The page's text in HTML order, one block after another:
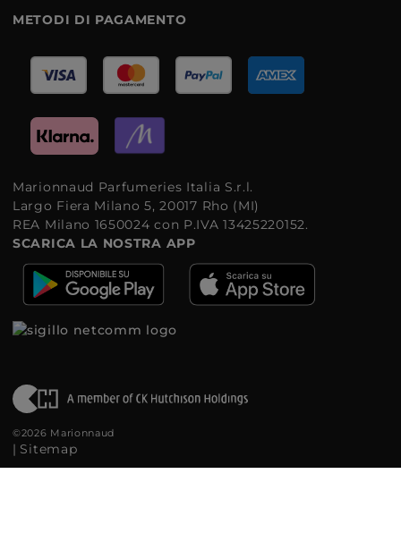
METODI DI PAGAMENTO
Marionnaud Parfumeries Italia S.r.l.
Largo Fiera Milano 5, 20017 Rho (MI)
REA Milano 1650024 con P.IVA 13425220152.
SCARICA LA NOSTRA APP
©2026 Marionnaud
| Sitemap